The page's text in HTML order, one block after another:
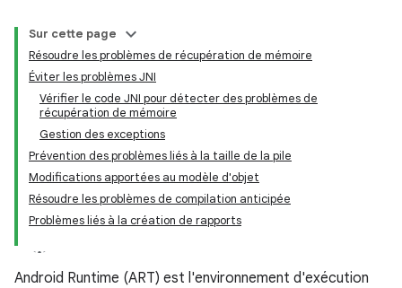
Sur cette page
Résoudre les problèmes de récupération de mémoire
Éviter les problèmes JNI
Vérifier le code JNI pour détecter des problèmes de
récupération de mémoire
Gestion des exceptions
Prévention des problèmes liés à la taille de la pile
Modifications apportées au modèle d'objet
Résoudre les problèmes de compilation anticipée
Problèmes liés à la création de rapports
Android Runtime (ART) est l'environnement d'exécution